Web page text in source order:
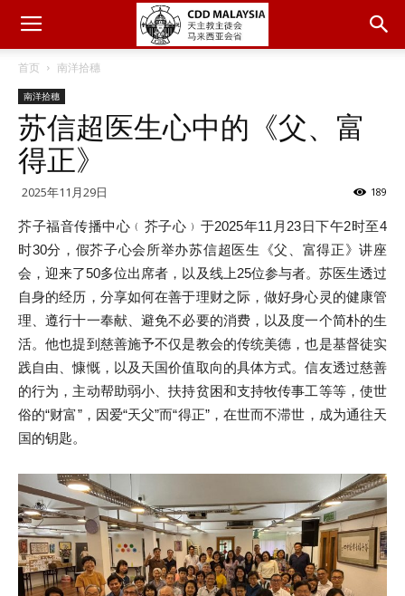
首页 南洋拾穗
南洋拾穗
苏信超医生心中的《父、富
得正》
2025年11月29日 189
芥子福音传播中心﹙芥子心﹚于2025年11月23日下午2时至4
时30分，假芥子心会所举办苏信超医生《父、富得正》讲座
会，迎来了50多位出席者，以及线上25位参与者。苏医生透过
自身的经历，分享如何在善于理财之际，做好身心灵的健康管
理、遵行十一奉献、避免不必要的消费，以及度一个简朴的生
活。他也提到慈善施予不仅是教会的传统美德，也是基督徒实
践自由、慷慨，以及天国价值取向的具体方式。信友透过慈善
的行为，主动帮助弱小、扶持贫困和支持牧传事工等等，使世
俗的“财富”，因爱“天父”而“得正”，在世而不滞世，成为通往天
国的钥匙。